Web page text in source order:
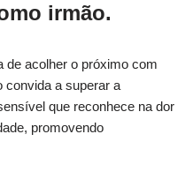
irmão.
de acolher o próximo com
convida a superar a
que reconhece na dor
promovendo